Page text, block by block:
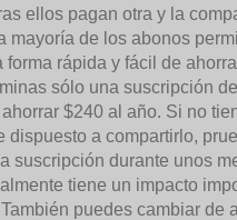
ellos pagan otra y la
mayoría de los abonos
forma rápida y fácil de
sólo una suscripción
$240 al año. Si no
dispuesto a compartirlo,
suscripción durante unos
tiene un impacto
puedes cambiar de